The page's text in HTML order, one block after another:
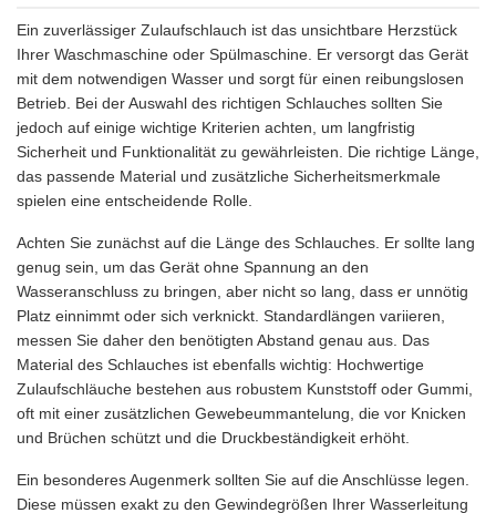
Ein zuverlässiger Zulaufschlauch ist das unsichtbare Herzstück
Ihrer Waschmaschine oder Spülmaschine. Er versorgt das Gerät
mit dem notwendigen Wasser und sorgt für einen reibungslosen
Betrieb. Bei der Auswahl des richtigen Schlauches sollten Sie
jedoch auf einige wichtige Kriterien achten, um langfristig
Sicherheit und Funktionalität zu gewährleisten. Die richtige Länge,
das passende Material und zusätzliche Sicherheitsmerkmale
spielen eine entscheidende Rolle.
Achten Sie zunächst auf die Länge des Schlauches. Er sollte lang
genug sein, um das Gerät ohne Spannung an den
Wasseranschluss zu bringen, aber nicht so lang, dass er unnötig
Platz einnimmt oder sich verknickt. Standardlängen variieren,
messen Sie daher den benötigten Abstand genau aus. Das
Material des Schlauches ist ebenfalls wichtig: Hochwertige
Zulaufschläuche bestehen aus robustem Kunststoff oder Gummi,
oft mit einer zusätzlichen Gewebeummantelung, die vor Knicken
und Brüchen schützt und die Druckbeständigkeit erhöht.
Ein besonderes Augenmerk sollten Sie auf die Anschlüsse legen.
Diese müssen exakt zu den Gewindegrößen Ihrer Wasserleitung